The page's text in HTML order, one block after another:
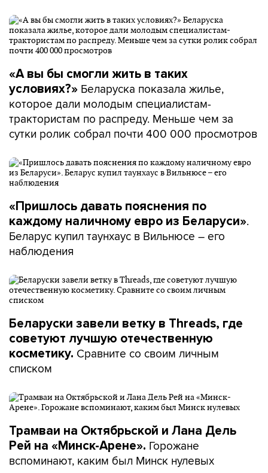
«А вы бы смогли жить в таких
условиях?» Беларуска показала жилье,
которое дали молодым специалистам-
трактористам по распреду. Меньше чем за
сутки ролик собрал почти 400 000 просмотров
«Пришлось давать пояснения по
каждому наличному евро из Беларуси».
Беларус купил таунхаус в Вильнюсе – его
наблюдения
Беларуски завели ветку в Threads, где
советуют лучшую отечественную
косметику. Сравните со своим личным
списком
Трамваи на Октябрьской и Лана Дель
Рей на «Минск-Арене». Горожане
вспоминают, каким был Минск нулевых